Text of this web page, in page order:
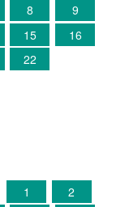
8
9
15
16
22
1
2